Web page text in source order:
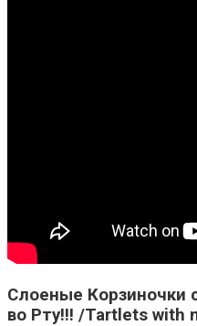
Слоеные Корзиночки
во Рту!!! /Tartlets with